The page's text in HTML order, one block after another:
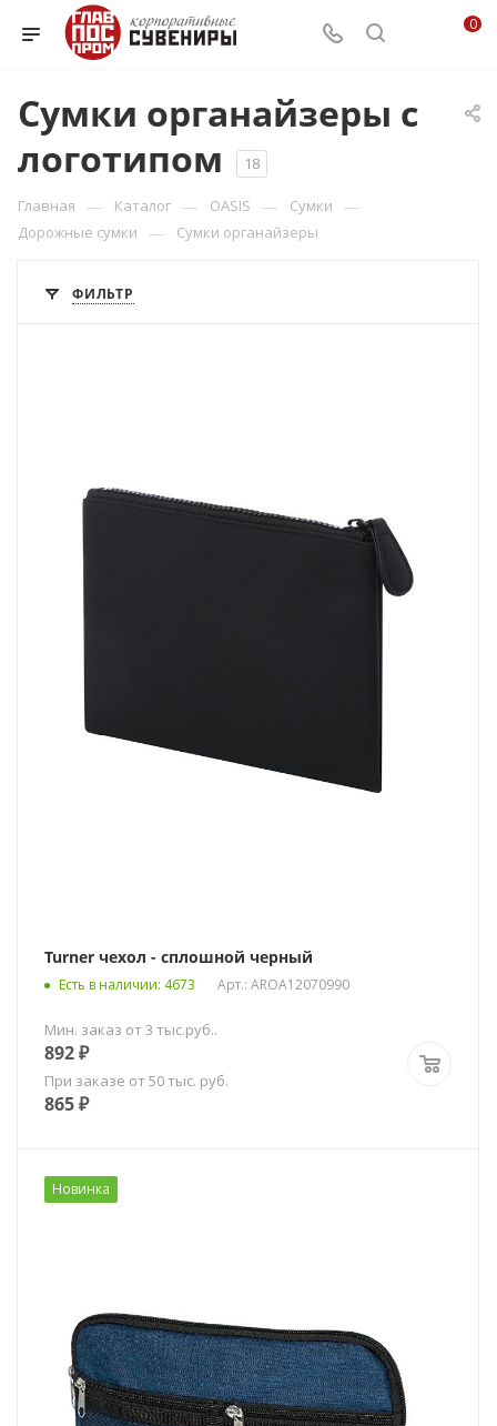
0
Сумки органайзеры с
логотипом
18
Главная — Каталог — OASIS — Сумки —
Дорожные сумки — Сумки органайзеры
ФИЛЬТР
Turner чехол - сплошной черный
Есть в наличии: 4673 Арт.: AROA12070990
Мин. заказ от 3 тыс.руб..
892₽
При заказе от 50 тыс. руб.
865₽
Новинка